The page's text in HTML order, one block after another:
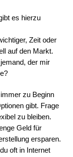
es hierzu
Zeit oder
auf den Markt.
der mir
zu Beginn
gibt. Frage
zu bleiben.
Geld für
ersparen.
oft in Internet